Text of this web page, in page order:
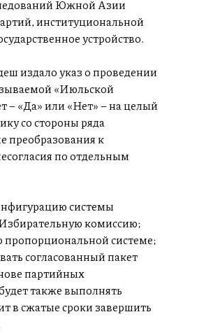
Южной Азии
институциональной
устройство.
издало указ о проведении
«Июльской
– «Да» или «Нет» – на целый
со стороны ряда
преобразования к
по отдельным
системы
комиссию;
пропорциональной системе;
согласованный пакет
партийных
также выполнять
в сжатые сроки завершить